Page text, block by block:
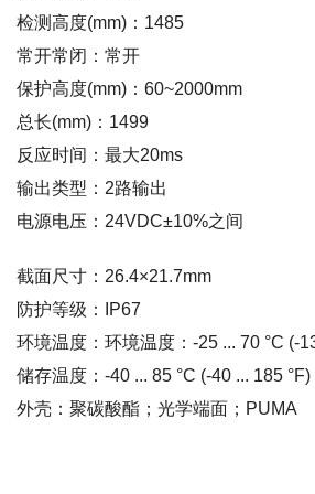
检测高度(mm)：1485
常开常闭：常开
保护高度(mm)：60~2000mm
总长(mm)：1499
反应时间：最大20ms
输出类型：2路输出
电源电压：24VDC±10%之间
截面尺寸：26.4×21.7mm
防护等级：IP67
环境温度：环境温度：-25 ... 70 °C (-
储存温度：-40 ... 85 °C (-40 ... 185 °F)
外壳：聚碳酸酯；光学端面；PUMA